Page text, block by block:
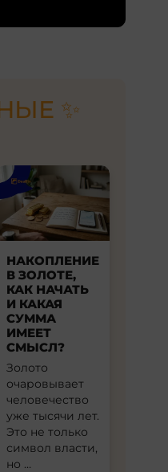
локальные
зависимости
✨
НАКОПЛЕНИЕ
В ЗОЛОТЕ,
КАК НАЧАТЬ
И КАКАЯ
СУММА
ИМЕЕТ
СМЫСЛ?
Золото
очаровывает
человечество
уже тысячи лет.
Это не только
символ власти,
но …